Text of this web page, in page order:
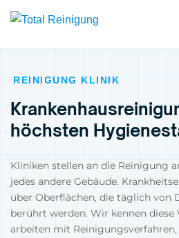
REINIGUNG KLINIK
höchsten
Kliniken stellen an die Reinigung
jedes andere Gebäude.
über Oberflächen, die täglich von
berührt werden. Wir kennen
arbeiten mit